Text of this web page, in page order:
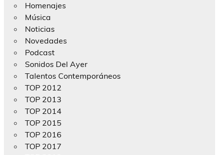
Homenajes
Música
Noticias
Novedades
Podcast
Sonidos Del Ayer
Talentos Contemporáneos
TOP 2012
TOP 2013
TOP 2014
TOP 2015
TOP 2016
TOP 2017